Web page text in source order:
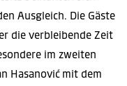
Ausgleich. Die Gäste
die verbleibende Zeit
im zweiten
Hasanović mit dem